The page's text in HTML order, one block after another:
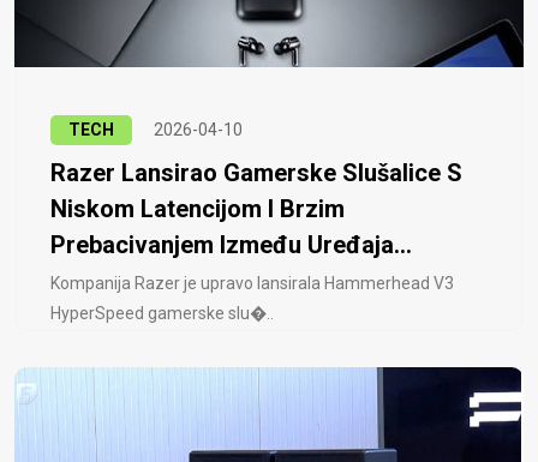
TECH 2026-04-10
Razer Lansirao Gamerske Slušalice S
Niskom Latencijom I Brzim
Prebacivanjem Između Uređaja...
Kompanija Razer je upravo lansirala Hammerhead V3
HyperSpeed ​​gamerske slu�..